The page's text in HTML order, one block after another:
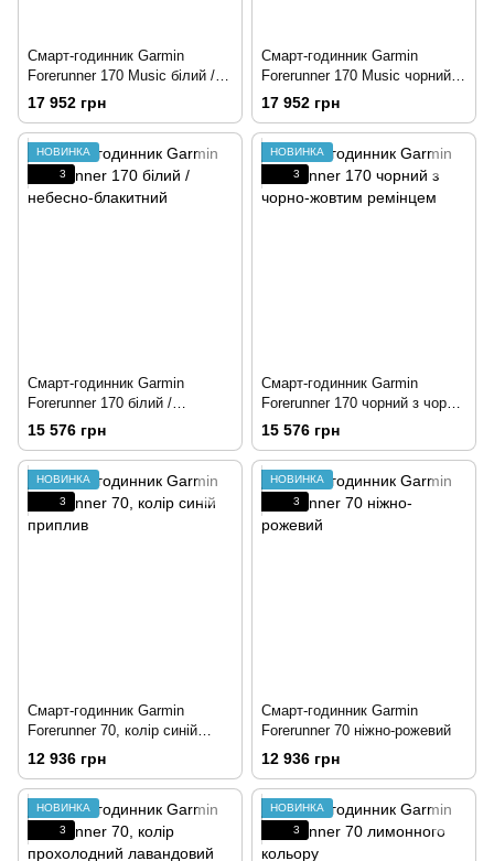
Смарт-годинник Garmin
Forerunner 170 Music білий /
небесно-блакитний
17 952 грн
Смарт-годинник Garmin
Forerunner 170 Music чорний з
чорно-жовтим ремінцем
17 952 грн
НОВИНКА
3
Смарт-годинник Garmin
Forerunner 170 білий /
небесно-блакитний
15 576 грн
НОВИНКА
3
Смарт-годинник Garmin
Forerunner 170 чорний з чорно-
жовтим ремінцем
15 576 грн
НОВИНКА
3
Смарт-годинник Garmin
Forerunner 70, колір синій
приплив
12 936 грн
НОВИНКА
3
Смарт-годинник Garmin
Forerunner 70 ніжно-рожевий
12 936 грн
НОВИНКА
3
НОВИНКА
3